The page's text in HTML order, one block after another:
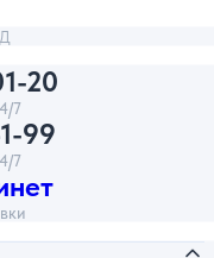
20
7
99
7